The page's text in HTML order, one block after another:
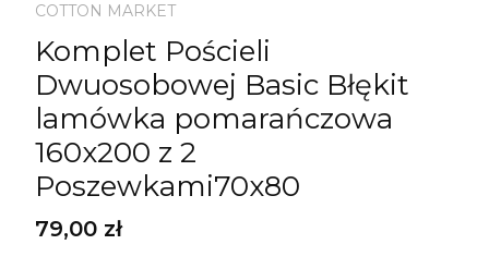
COTTON MARKET
Komplet Pościeli
Dwuosobowej Basic Błękit
lamówka pomarańczowa
160x200 z 2
Poszewkami70x80
Cena
79,00 zł